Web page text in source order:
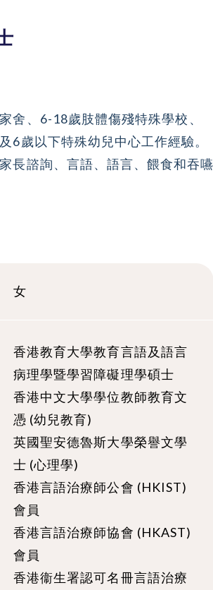
舍、6-18歲肢體傷殘特殊學校、
6歲以下特殊幼兒中心工作經驗。
長諮詢、言語、語言、餵食和吞
女
香港教育大學教育言語及語言
病理學暨學習障礙理學碩士
香港中文大學學位教師教育文
憑 (幼兒教育)
英國聖安德魯斯大學榮譽文學
士 (心理學)
香港言語治療師公會 (HKIST)
會員
香港言語治療師協會 (HKAST)
會員
香港衞生署認可名冊言語治療